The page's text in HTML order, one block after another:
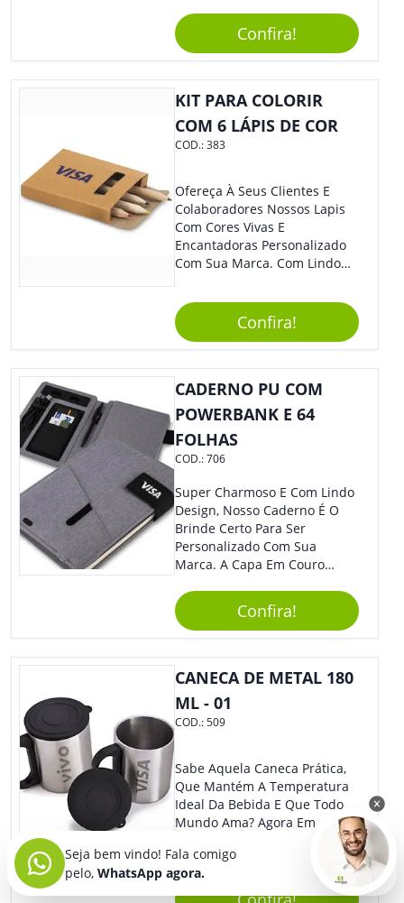
Empresa Em Eventos,
Reuniões Corporativas Ou Até
Mesmo Para Presentear
Colaboradores.
Confira!
KIT PARA COLORIR
COM 6 LÁPIS DE COR
COD.:383
Ofereça À Seus Clientes E
Colaboradores Nossos Lapis
Com Cores Vivas E
Encantadoras Personalizado
Com Sua Marca. Com Lindo
Para Diversas Ocasiões.
Perfeito, Não É?!
Confira!
CADERNO PU COM
POWERBANK E 64
FOLHAS
COD.:706
Super Charmoso E Com Lindo
Design, Nosso Caderno É O
Brinde Certo Para Ser
Personalizado Com Sua
Marca. A Capa Em Couro
Elástico Permite Maior
Segurança Ao Carregá-Lo.
Ofereça A Seus Clientes E
Colaboradores, Sem Dúvidas
Eles Irão Adorar.
Confira!
CANECA DE METAL 180
ML - 01
COD.:509
Sabe Aquela Caneca Prática,
Que Mantém A Temperatura
Ideal Da Bebida E Que Todo
Mundo Ama? Agora Em
Versão De Brinde Corporativo
Para Que Você Possa Levar
Sua Marca Com Muito Estilo E
Acrescentar Ainda Mais
Seja bem vindo! Fala comigo
pelo, WhatsApp agora.